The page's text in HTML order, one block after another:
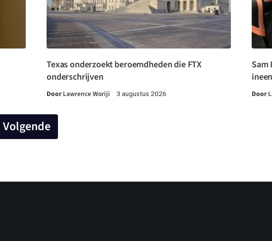
Texas onderzoekt beroemdheden die FTX
onderschrijven
DoorLawrence Woriji 3 augustus 2026 Door
Volgende